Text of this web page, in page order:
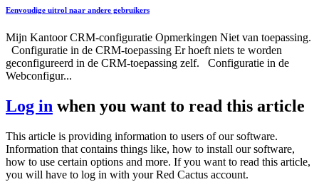
Eenvoudige uitrol naar andere gebruikers
Mijn Kantoor CRM-configuratie Opmerkingen Niet van toepassing.
Configuratie in de CRM-toepassing Er hoeft niets te worden
geconfigureerd in de CRM-toepassing zelf. Configuratie in de
Webconfigur...
Log in when you want to read this article
This article is providing information to users of our software.
Information that contains things like, how to install our software,
how to use certain options and more. If you want to read this article,
you will have to log in with your Red Cactus account.